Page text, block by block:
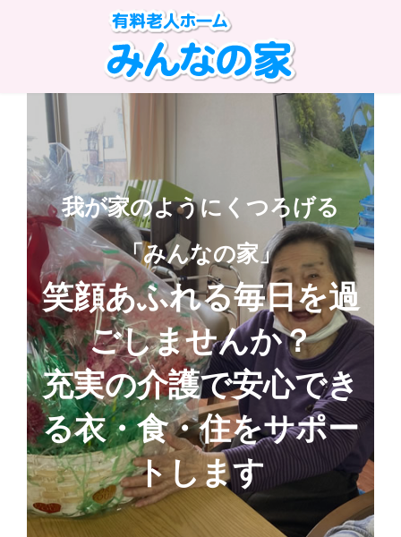
我が家のようにくつろげる
「みんなの家」
笑顔あふれる毎日を過
ごしませんか？
充実の介護で安心でき
る衣・食・住をサポー
トします
我が家のようにくつろげる
「みんなの家」
笑顔あふれる毎日を過
ごしませんか？
充実の介護で安心でき
る衣・食・住をサポー
トします
我が家のようにくつろげる
「みんなの家」